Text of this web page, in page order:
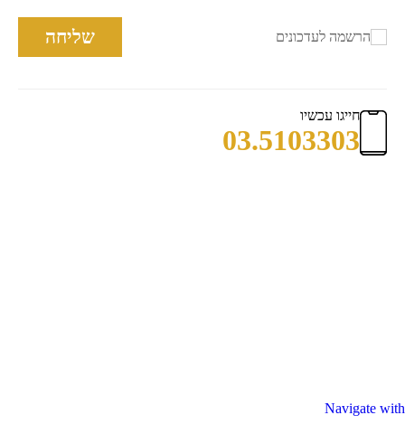
הרשמה לעדכונים שליחה
חייגו עכשיו
03.5103303
Navigate with